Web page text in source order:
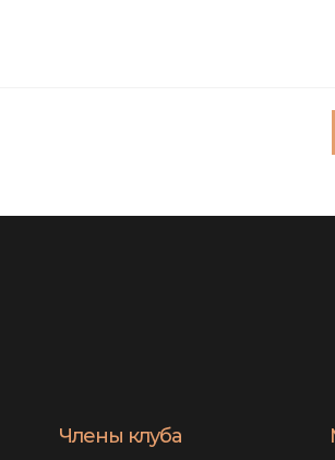
Члены клуба